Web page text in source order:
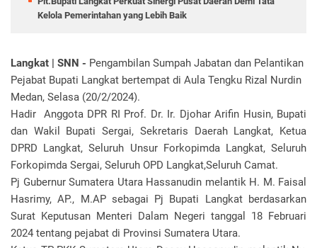
Kelola Pemerintahan yang Lebih Baik
Langkat | SNN - Pengambilan Sumpah Jabatan dan Pelantikan
Pejabat Bupati Langkat bertempat di Aula Tengku Rizal Nurdin
Medan, Selasa (20/2/2024).
Hadir Anggota DPR RI Prof. Dr. Ir. Djohar Arifin Husin, Bupati
dan Wakil Bupati Sergai, Sekretaris Daerah Langkat, Ketua
DPRD Langkat, Seluruh Unsur Forkopimda Langkat, Seluruh
Forkopimda Sergai, Seluruh OPD Langkat,Seluruh Camat.
Pj Gubernur Sumatera Utara Hassanudin melantik H. M. Faisal
Hasrimy, AP., M.AP sebagai Pj Bupati Langkat berdasarkan
Surat Keputusan Menteri Dalam Negeri tanggal 18 Februari
2024 tentang pejabat di Provinsi Sumatera Utara.